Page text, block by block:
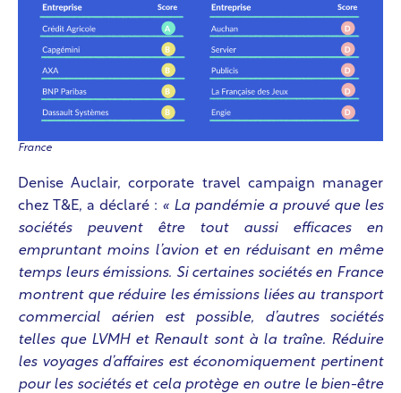
France
Denise Auclair, corporate travel campaign manager
chez T&E, a déclaré : « La pandémie a prouvé que les
sociétés peuvent être tout aussi efficaces en
empruntant moins l’avion et en réduisant en même
temps leurs émissions. Si certaines sociétés en France
montrent que réduire les émissions liées au transport
commercial aérien est possible, d’autres sociétés
telles que LVMH et Renault sont à la traîne. Réduire
les voyages d’affaires est économiquement pertinent
pour les sociétés et cela protège en outre le bien-être